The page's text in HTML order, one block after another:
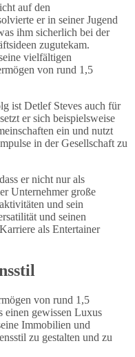
auf den
er in seiner Jugend
ihm sicherlich bei der
zugutekam.
vielfältigen
von rund 1,5
ist Detlef Steves auch für
er sich beispielsweise
ein und nutzt
in der Gesellschaft zu
er nicht nur als
Unternehmer große
und sein
und seinen
als Entertainer
von rund 1,5
einen gewissen Luxus
Immobilien und
zu gestalten und zu